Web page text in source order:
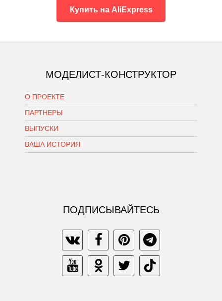
Купить на AliExpress
МОДЕЛИСТ-КОНСТРУКТОР
О ПРОЕКТЕ
ПАРТНЕРЫ
ВЫПУСКИ
ВАША ИСТОРИЯ
ПОДПИСЫВАЙТЕСЬ